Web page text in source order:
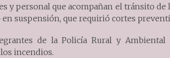
y personal que acompañan el tránsito
suspensión, que requirió cortes
de la Policía Rural y
incendios.